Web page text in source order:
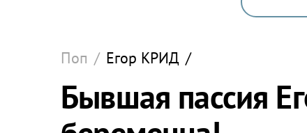
Поп / Егор КРИД /
Бывшая пассия